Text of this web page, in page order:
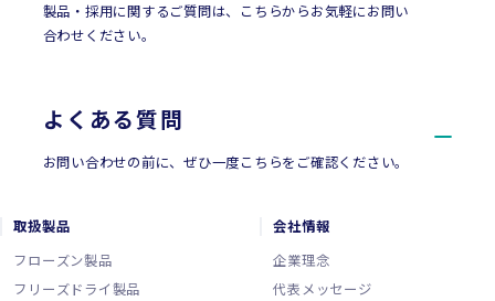
製品・採用に関するご質問は、こちらからお気軽にお問い
合わせください。
よくある質問
お問い合わせの前に、ぜひ一度こちらをご確認ください。
取扱製品
フローズン製品
フリーズドライ製品
会社情報
企業理念
代表メッセージ